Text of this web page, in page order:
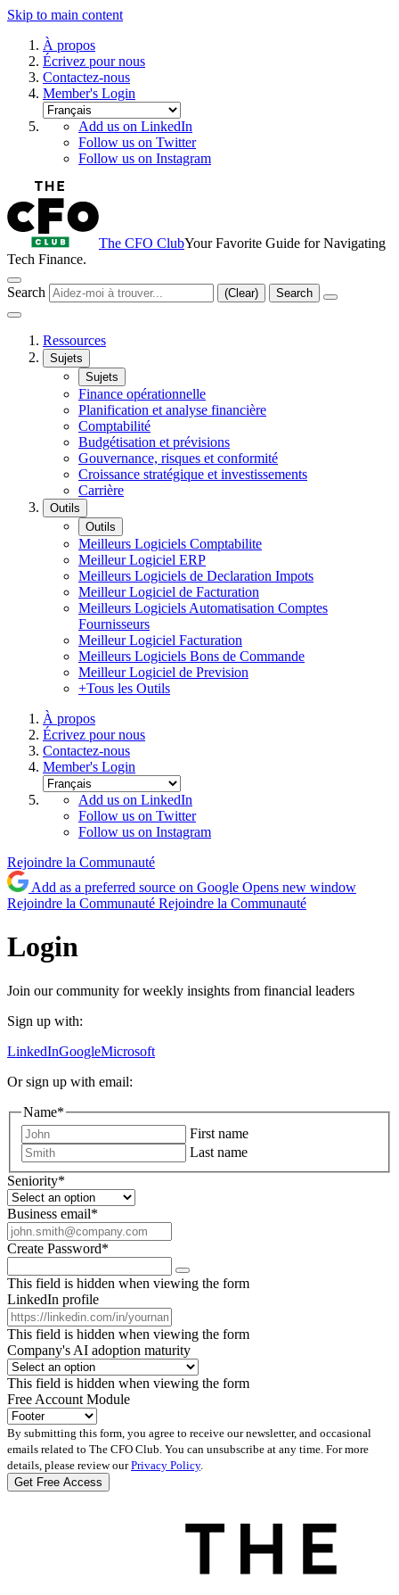
Skip to main content
À propos
Écrivez pour nous
Contactez-nous
Member's Login
Add us on LinkedIn
Follow us on Twitter
Follow us on Instagram
The CFO ClubYour Favorite Guide for Navigating
Tech Finance.
Search (Clear) Search
Ressources
Sujets
Sujets
Finance opérationnelle
Planification et analyse financière
Comptabilité
Budgétisation et prévisions
Gouvernance, risques et conformité
Croissance stratégique et investissements
Carrière
Outils
Outils
Meilleurs Logiciels Comptabilite
Meilleur Logiciel ERP
Meilleurs Logiciels de Declaration Impots
Meilleur Logiciel de Facturation
Meilleurs Logiciels Automatisation Comptes
Fournisseurs
Meilleur Logiciel Facturation
Meilleurs Logiciels Bons de Commande
Meilleur Logiciel de Prevision
+Tous les Outils
À propos
Écrivez pour nous
Contactez-nous
Member's Login
Add us on LinkedIn
Follow us on Twitter
Follow us on Instagram
Rejoindre la Communauté
Add as a preferred source on Google Opens new window
Rejoindre la Communauté Rejoindre la Communauté
Login
Join our community for weekly insights from financial leaders
Sign up with:
LinkedInGoogleMicrosoft
Or sign up with email:
Name*
First name
Last name
Seniority*
Business email*
Create Password*
This field is hidden when viewing the form
LinkedIn profile
This field is hidden when viewing the form
Company's AI adoption maturity
This field is hidden when viewing the form
Free Account Module
By submitting this form, you agree to receive our newsletter, and occasional
emails related to The CFO Club. You can unsubscribe at any time. For more
details, please review ourPrivacy Policy.